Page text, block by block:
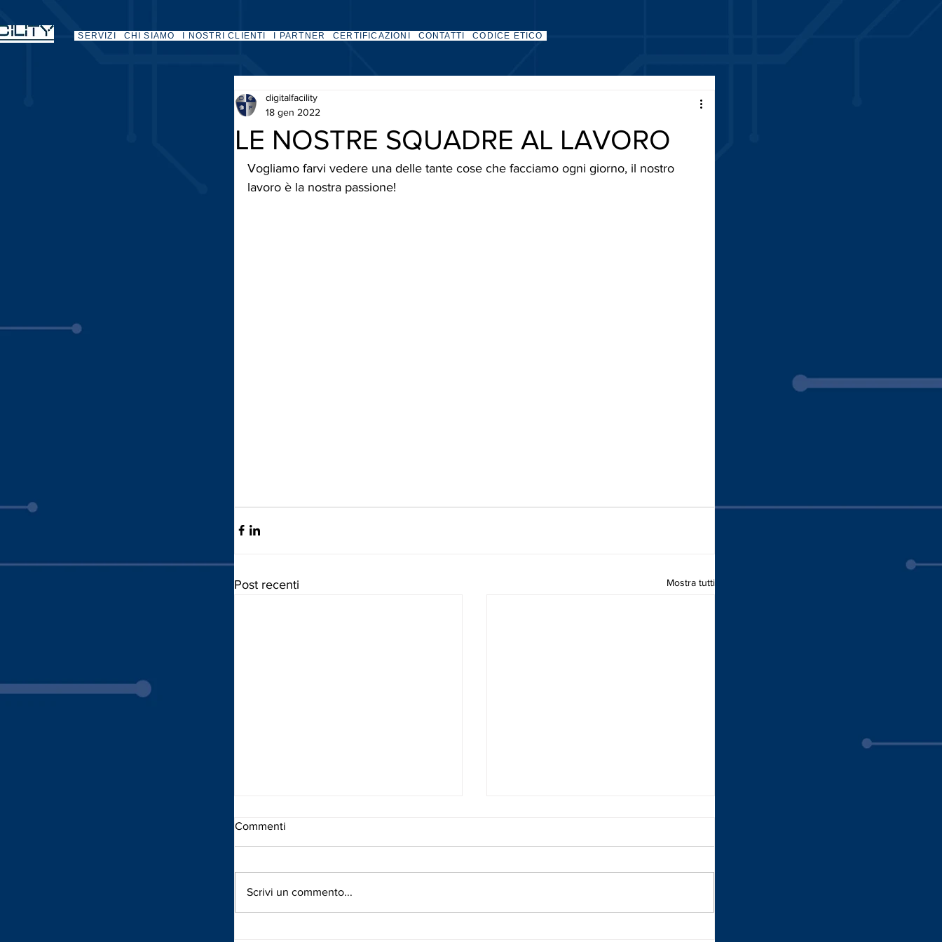
SERVIZI CHI SIAMO I NOSTRI CLIENTI I PARTNER CERTIFICAZIONI CONTATTI CODICE ETICO
LE NOSTRE SQUADRE AL LAVORO
digitalfacility
18 gen 2022
Vogliamo farvi vedere una delle tante cose che facciamo ogni giorno, il nostro
lavoro è la nostra passione!
Post recenti Mostra tutti
Commenti
Scrivi un commento...